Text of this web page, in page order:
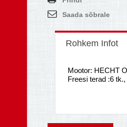
Saada sõbrale
Rohkem Infot
Mootor: HECHT
Freesi terad :6